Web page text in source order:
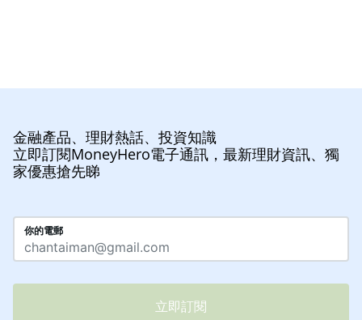
金融產品、理財熱話、投資知識
立即訂閱MoneyHero電子通訊，最新理財資訊、獨
家優惠搶先睇